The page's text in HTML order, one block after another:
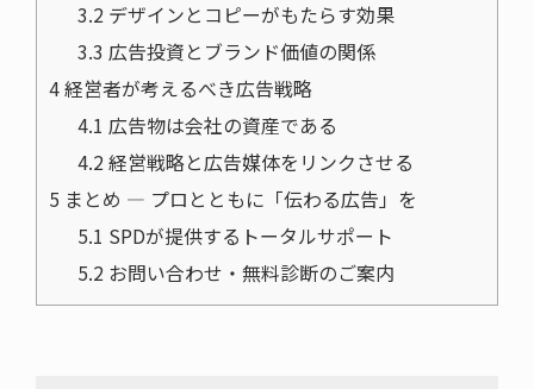
3.2デザインとコピーがもたらす効果
3.3 広告投資とブランド価値の関係
4経営者が考えるべき広告戦略
4.1 広告物は会社の資産である
4.2経営戦略と広告媒体をリンクさせる
5 まとめ ― プロとともに「伝わる広告」を
5.1 SPDが提供するトータルサポート
5.2お問い合わせ・無料診断のご案内